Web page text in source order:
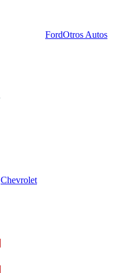
FordOtros Autos
Chevrolet